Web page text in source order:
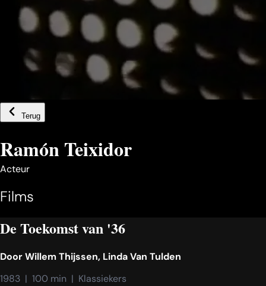
Terug
Ramón Teixidor
Acteur
Films
De Toekomst van '36
DoorWillem Thijssen, Linda Van Tulden
1983  |  100 min  |  Klassiekers